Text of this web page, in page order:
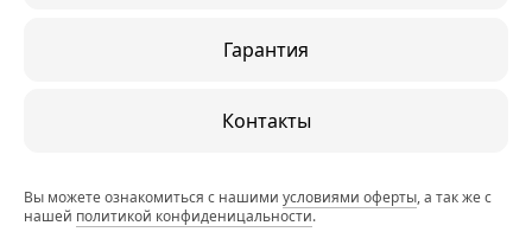
Гарантия
Контакты
Вы можете ознакомиться с нашими условиями оферты, а так же с
нашей политикой конфиденицальности.